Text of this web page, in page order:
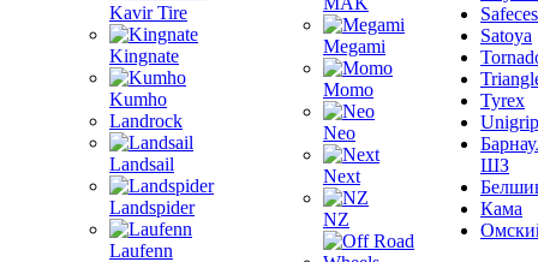
Kavir Tire
Kingnate
Kumho
Landrock
Landsail
Landspider
Laufenn
Megami
Momo
Neo
Next
NZ
Satoya
Tyrex
Unigrip
ШЗ
Кама